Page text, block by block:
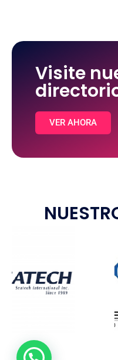
Visite
VER AHORA